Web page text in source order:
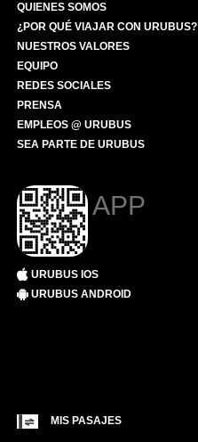
QUIENES SOMOS
¿POR QUÉ VIAJAR CON URUBUS?
NUESTROS VALORES
EQUIPO
REDES SOCIALES
PRENSA
EMPLEOS @ URUBUS
SEA PARTE DE URUBUS
APP
URUBUS IOS
URUBUS ANDROID
MIS PASAJES